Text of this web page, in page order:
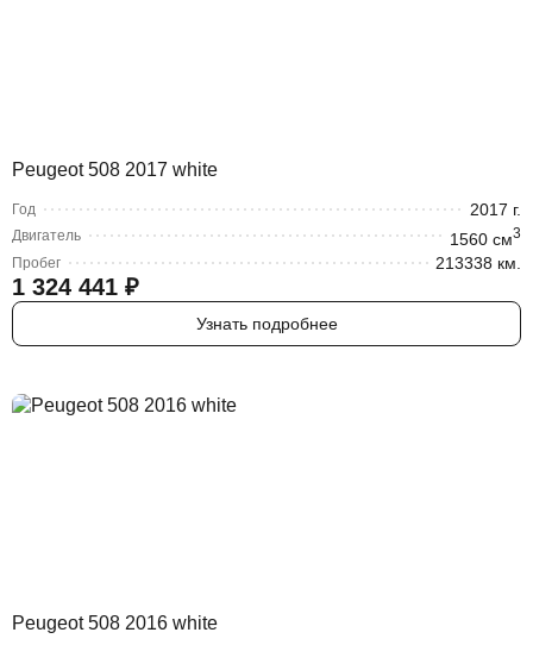
Peugeot 508 2017 white
Год 2017 г.
Двигатель 1560 cм3
Пробег 213338 км.
1 324 441 ₽
Узнать подробнее
Peugeot 508 2016 white